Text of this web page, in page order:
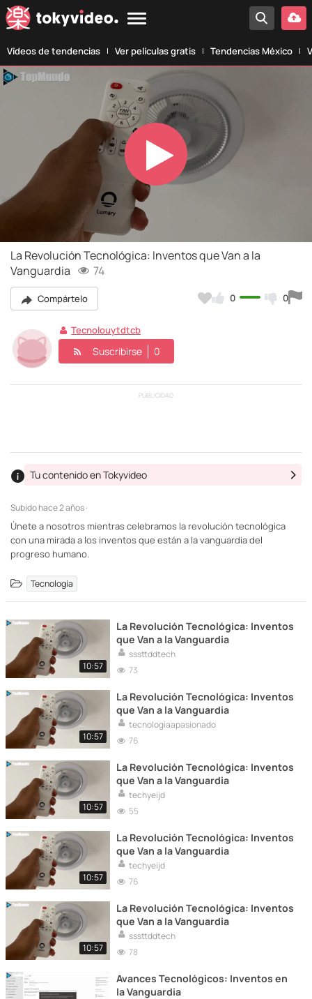
Vídeos de tendencias Ver películas gratis Tendencias México
Play
Video
La Revolución Tecnológica: Inventos que Van a la
Vanguardia
74
Compártelo 0 0
Tecnolouytdtcb
Suscribirse 0
PUBLICIDAD
Subidohace 2 años ·
Tu contenido en Tokyvideo
Únete a nosotros mientras celebramos la revolución tecnológica
con una mirada a los inventos que están a la vanguardia del
progreso humano.
Tecnología
10:57
La Revolución Tecnológica: Inventos
que Van a la Vanguardia
sssttddtech
73
10:57
La Revolución Tecnológica: Inventos
que Van a la Vanguardia
tecnologiaapasionado
76
10:57
La Revolución Tecnológica: Inventos
que Van a la Vanguardia
techyeijd
55
10:57
La Revolución Tecnológica: Inventos
que Van a la Vanguardia
techyeijd
76
10:57
La Revolución Tecnológica: Inventos
que Van a la Vanguardia
sssttddtech
78
Avances Tecnológicos: Inventos en
la Vanguardia